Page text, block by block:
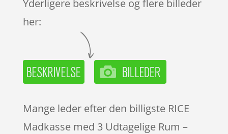
Yderligere beskrivelse og flere billeder
her:
Mange leder efter den billigste RICE
Madkasse med 3 Udtagelige Rum –